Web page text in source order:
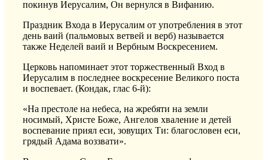
покинув Иерусалим, Он вернулся в Вифанию.
Праздник Входа в Иерусалим от употребления в этот
день ваий (пальмовых ветвей и верб) называется
также Неделей ваий и Вербным Воскресением.
Церковь напоминает этот торжественный Вход в
Иерусалим в последнее воскресение Великого поста
и воспевает. (Кондак, глас 6-й):
«На престоле на небеса, на жребяти на земли
носимый, Христе Боже, Ангелов хваление и детей
воспевание приял еси, зовущих Ти: благословен еси,
грядый Адама воззвати».